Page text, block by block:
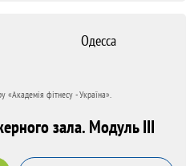
Одесса
«Академія фітнесу - Україна».
зала. Модуль III